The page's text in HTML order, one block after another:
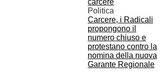
Politica
Carcere, i Radicali
propongono il
numero chiuso e
protestano contro la
nomina della nuova
Garante Regionale